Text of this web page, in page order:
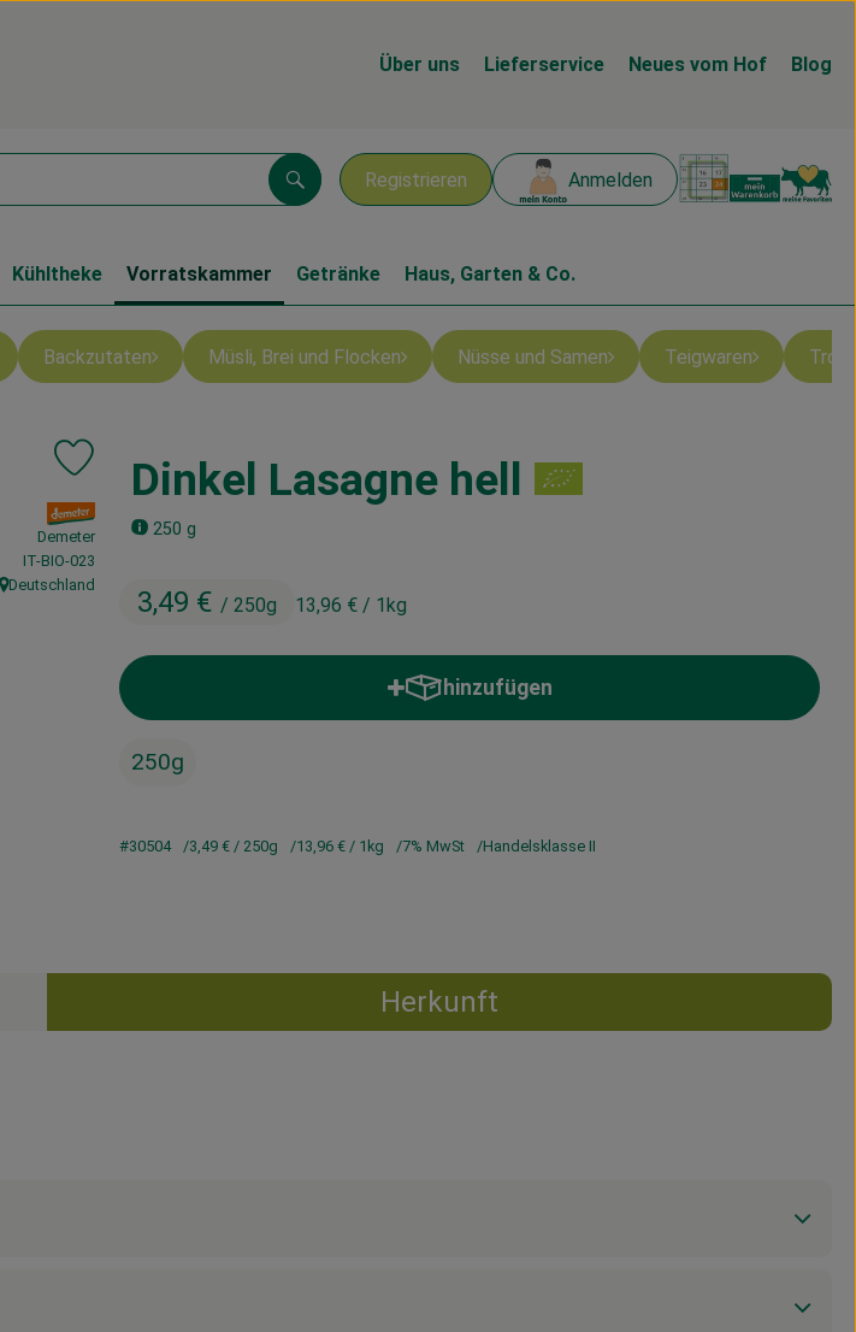
Über uns Lieferservice Neues vom Hof Blog
Registrieren Anmelden
Suchen
Kühltheke Vorratskammer Getränke Haus, Garten & Co.
Backzutaten Müsli, Brei und Flocken Nüsse und Samen Teigwaren
Dinkel Lasagne hell
250 g
3,49 € / 250g 13,96 € / 1kg
Produkt zu Favouriten hinzufügen
, Verband:
Demeter
, Kontrollstelle:
IT-BIO-023
, Herkunft:
Deutschland
hinzufügen
Produkt zum Warenkorb hinzufügen
250g
#30504 3,49 € / 250g 13,96 € / 1kg 7% MwSt Handelsklasse II
Herkunft